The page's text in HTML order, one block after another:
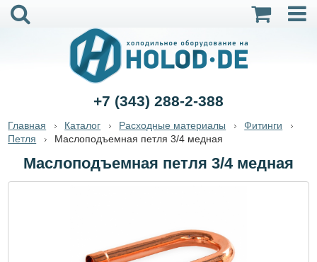
+7 (343) 288-2-388
Главная Каталог Расходные материалы
Фитинги
Петля
Маслоподъемная петля 3/4 медная
Маслоподъемная петля 3/4 медная